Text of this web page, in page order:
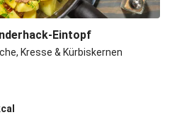
und Hoisin
Ricotta-Füllung
Knoblauch-Kartoffeln
mit Rinderhack
Eintopf
Kresse & Kürbiskernen